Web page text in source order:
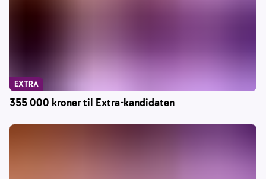
355 000 kroner til Extra-kandidaten
EXTRA